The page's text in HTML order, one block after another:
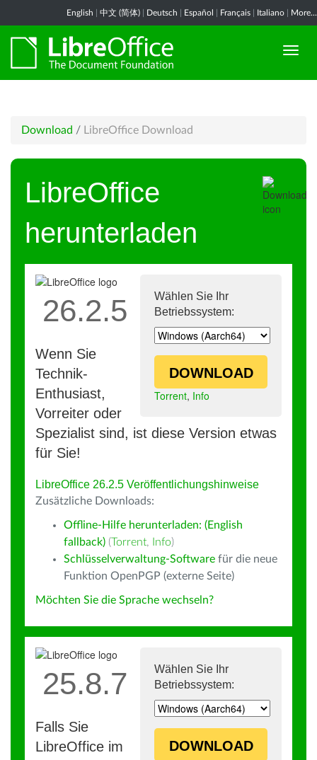
English 中文 (简体) Deutsch Español Français Italiano More...
Download / LibreOffice Download
LibreOffice
herunterladen
Wählen Sie Ihr
Betriebssystem:
DOWNLOAD
Torrent, Info
26.2.5
Wenn Sie
Technik-
Enthusiast,
Vorreiter oder
Spezialist sind, ist diese Version etwas
für Sie!
LibreOffice 26.2.5 Veröffentlichungshinweise
Zusätzliche Downloads:
Offline-Hilfe herunterladen: (English
fallback) (Torrent, Info)
Schlüsselverwaltung-Software für die neue
Funktion OpenPGP (externe Seite)
Möchten Sie die Sprache wechseln?
Wählen Sie Ihr
Betriebssystem:
DOWNLOAD
25.8.7
Falls Sie
LibreOffice im